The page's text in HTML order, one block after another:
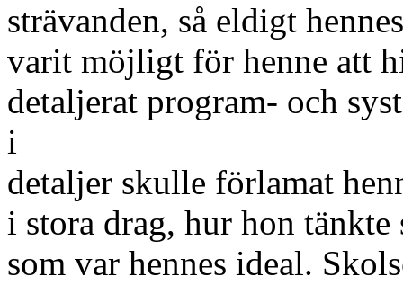
strävanden, så eldigt
varit möjligt för henne att
detaljerat program- och
i
detaljer skulle förlamat
i stora drag, hur hon
som var hennes ideal.